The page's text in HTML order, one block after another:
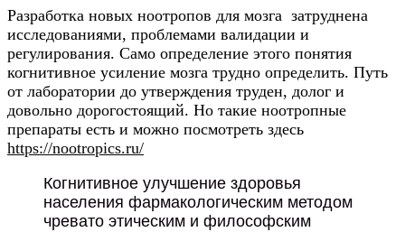
Разработка новых ноотропов для мозга затруднена
исследованиями, проблемами валидации и
регулирования. Само определение этого понятия
когнитивное усиление мозга трудно определить. Путь
от лаборатории до утверждения труден, долог и
довольно дорогостоящий. Но такие ноотропные
препараты есть и можно посмотреть здесь
https://nootropics.ru/
Когнитивное улучшение здоровья
населения фармакологическим методом
чревато этическим и философским